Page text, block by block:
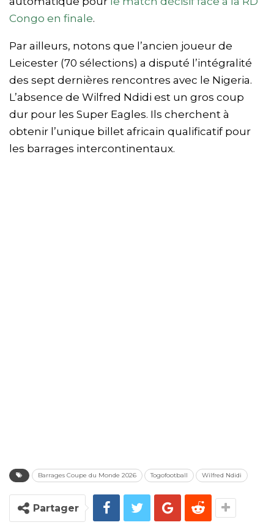
Congo en finale.
Par ailleurs, notons que l’ancien joueur de
Leicester (70 sélections) a disputé l’intégralité
des sept dernières rencontres avec le Nigeria.
L’absence de Wilfred Ndidi est un gros coup
dur pour les Super Eagles. Ils cherchent à
obtenir l’unique billet africain qualificatif pour
les barrages intercontinentaux.
Barrages Coupe du Monde 2026 Togofootball Wilfred Ndidi
Partager